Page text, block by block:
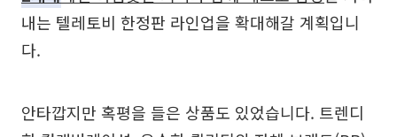
내는 텔레토비 한정판 라인업을 확대해갈 계획입니
다.
안타깝지만 혹평을 들은 상품도 있었습니다. 트렌디